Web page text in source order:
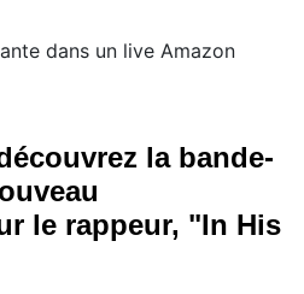
dans un live Amazon
la bande-
le rappeur, "In His